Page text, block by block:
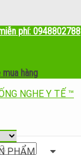
phí: 0948802788
mua hàng
PHẨM